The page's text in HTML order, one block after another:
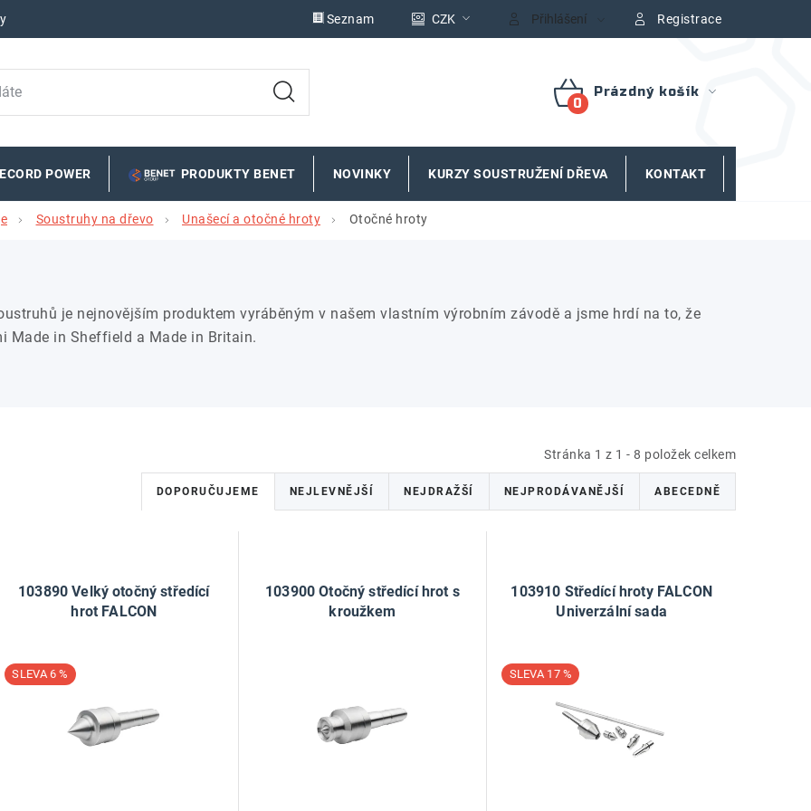
Seznam CZK Přihlášení Registrace
NÁKUPNÍ
Prázdný košík
POWER PRODUKTY BENET NOVINKY KURZY SOUSTRUŽENÍ DŘEVA KONTAKT
Soustruhy na dřevo Unašecí a otočné hroty Otočné hroty
je nejnovějším produktem vyráběným v našem vlastním výrobním závodě a jsme hrdí na to, že
Made in Sheffield a Made in Britain.
Stránka 1 z 1 - 8 položek celkem
Ř
a
e
n
r
DOPORUČUJEME NEJLEVNĚJŠÍ NEJDRAŽŠÍ NEJPRODÁVANĚJŠÍ ABECEDNĚ
103890 Velký otočný středící
hrot FALCON
6 %
103900 Otočný středící hrot s
kroužkem
103910 Středící hroty FALCON
Univerzální sada
17 %